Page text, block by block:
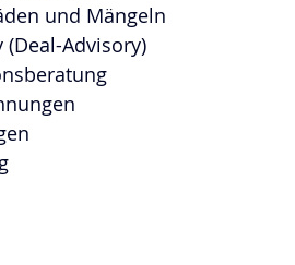
und Mängeln
(Deal-Advisory)